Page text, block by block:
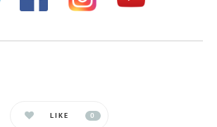
LIKE 0